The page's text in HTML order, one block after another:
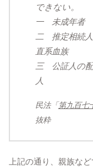
できない。
一 未成年者
二 推定相続
直系血族
三 公証人の
人
民法「第九百七
抜粋
上記の通り、親族な